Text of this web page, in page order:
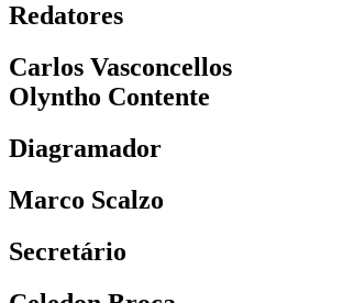
Redatores
Carlos Vasconcellos
Olyntho Contente
Diagramador
Marco Scalzo
Secretário